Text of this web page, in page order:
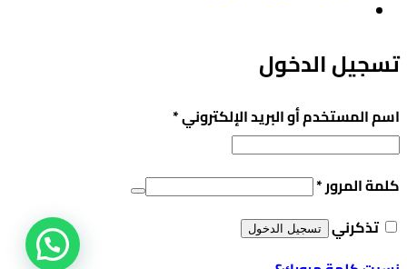
تسجيل الدخول
اسم المستخدم أو البريد الإلكتروني*مطلوبة
كلمة المرور*مطلوبة
تذكرني
تسجيل الدخول